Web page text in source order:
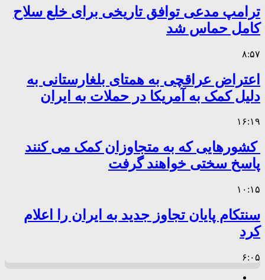
ترامپ مدعی توافق تاریخی برای خلع سلاح
کامل حماس شد
۸:۵۷
اعتراض عراقچی به همتای بلغارستانی به
دلیل کمک به آمریکا در حملات به ایران
۱۶:۱۹
کشورهایی که به متجاوزان کمک می کنند
پاسخ سختی خواهند گرفت
۱۰:۱۵
سنتکام پایان تجاوز جدید به ایران را اعلام
کرد
۶:۰۵